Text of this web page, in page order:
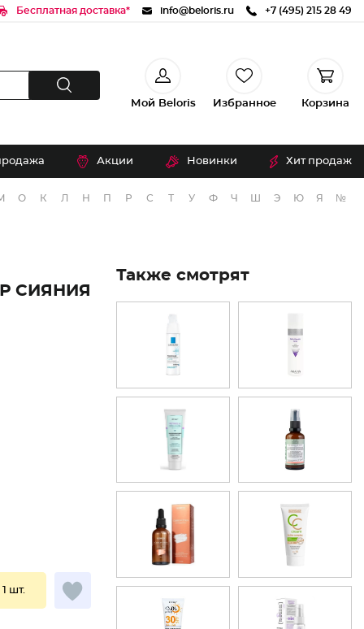
Бесплатная доставка* info@beloris.ru +7 (495) 215 28 49
Мой Beloris Избранное Корзина
Акции Новинки Хит продаж
О К Л Н П Р С Т У Ф Ч Э Ю Я №
СИЯНИЯ
1 шт.
Также смотрят